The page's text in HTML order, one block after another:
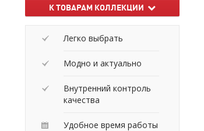
К ТОВАРАМ КОЛЛЕКЦИИ
Легко выбрать
Модно и актуально
Внутренний контроль
качества
Удобное время работы